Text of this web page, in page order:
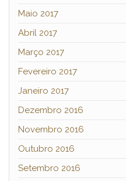
Maio 2017
Abril 2017
Março 2017
Fevereiro 2017
Janeiro 2017
Dezembro 2016
Novembro 2016
Outubro 2016
Setembro 2016